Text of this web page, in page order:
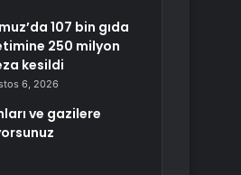
107 bin gıda
250 milyon
kesildi
6, 2026
ve gazilere